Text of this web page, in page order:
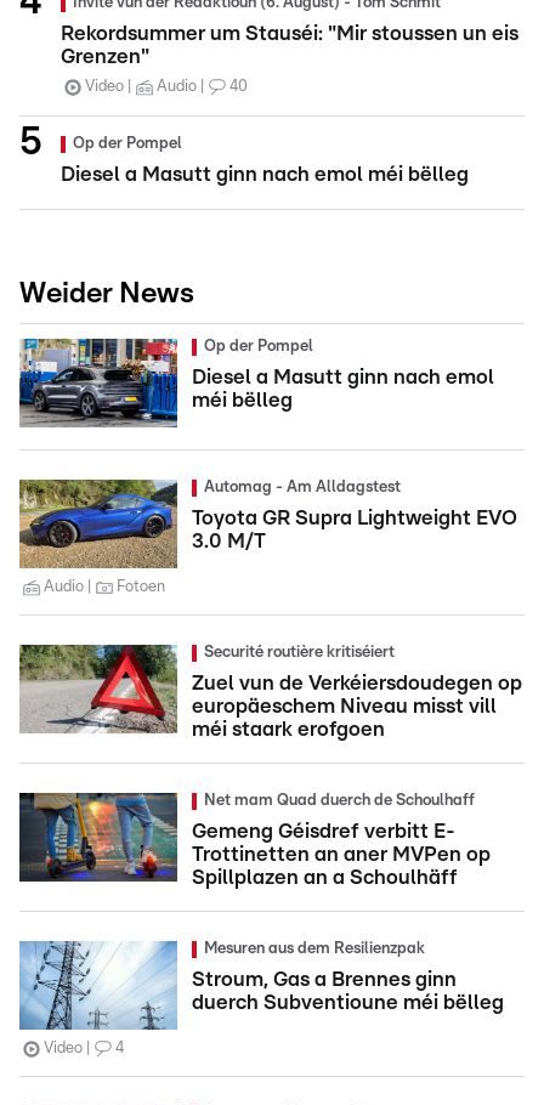
Invité vun der Redaktioun (6. August) - Tom Schmit
Rekordsummer um Stauséi: "Mir stoussen un eis
Grenzen"
Video Audio 40
Op der Pompel
Diesel a Masutt ginn nach emol méi bëlleg
Weider News
Op der Pompel
Diesel a Masutt ginn nach emol
méi bëlleg
Automag - Am Alldagstest
Toyota GR Supra Lightweight EVO
3.0 M/T
Audio Fotoen
Securité routière kritiséiert
Zuel vun de Verkéiersdoudegen op
europäeschem Niveau misst vill
méi staark erofgoen
Net mam Quad duerch de Schoulhaff
Gemeng Géisdref verbitt E-
Trottinetten an aner MVPen op
Spillplazen an a Schoulhäff
Mesuren aus dem Resilienzpak
Stroum, Gas a Brennes ginn
duerch Subventioune méi bëlleg
Video 4